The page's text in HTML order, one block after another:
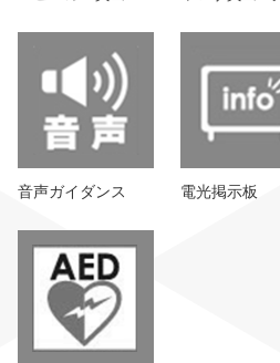
音声ガイダンス 電光掲示板